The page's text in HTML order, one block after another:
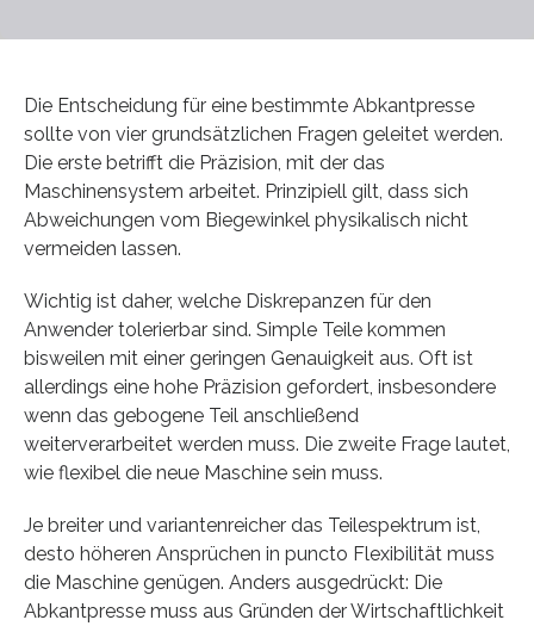
Die Entscheidung für eine bestimmte Abkantpresse
sollte von vier grundsätzlichen Fragen geleitet werden.
Die erste betrifft die Präzision, mit der das
Maschinensystem arbeitet. Prinzipiell gilt, dass sich
Abweichungen vom Biegewinkel physikalisch nicht
vermeiden lassen.
Wichtig ist daher, welche Diskrepanzen für den
Anwender tolerierbar sind. Simple Teile kommen
bisweilen mit einer geringen Genauigkeit aus. Oft ist
allerdings eine hohe Präzision gefordert, insbesondere
wenn das gebogene Teil anschließend
weiterverarbeitet werden muss. Die zweite Frage lautet,
wie flexibel die neue Maschine sein muss.
Je breiter und variantenreicher das Teilespektrum ist,
desto höheren Ansprüchen in puncto Flexibilität muss
die Maschine genügen. Anders ausgedrückt: Die
Abkantpresse muss aus Gründen der Wirtschaftlichkeit